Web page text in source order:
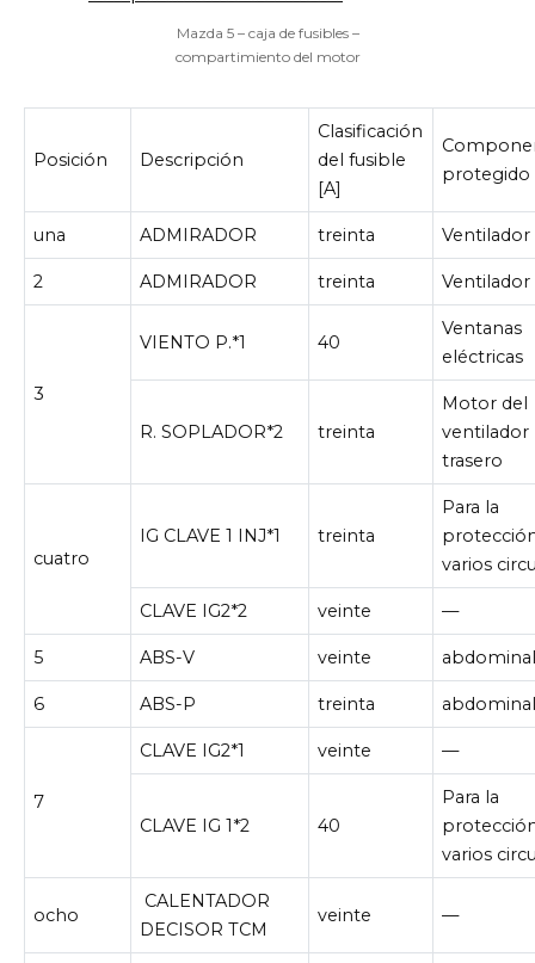
Mazda 5 – caja de fusibles –
compartimiento del motor
Posición Descripción
Clasificación
del fusible
[A]
protegido
una ADMIRADOR treinta Ventilador
2 ADMIRADOR treinta Ventilador
3
VIENTO P.*1 40
Ventanas
eléctricas
R. SOPLADOR*2 treinta
Motor del
ventilador
trasero
cuatro
IG CLAVE 1 INJ*1 treinta
Para la
varios
CLAVE IG2*2 veinte —
5 ABS-V veinte
6 ABS-P treinta
7
CLAVE IG2*1 veinte —
CLAVE IG 1*2 40
Para la
varios
ocho
CALENTADOR
DECISOR TCM
veinte —